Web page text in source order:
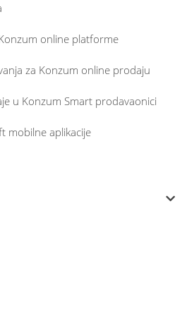
online platforme
za Konzum online prodaju
u Konzum Smart prodavaonici
mobilne aplikacije